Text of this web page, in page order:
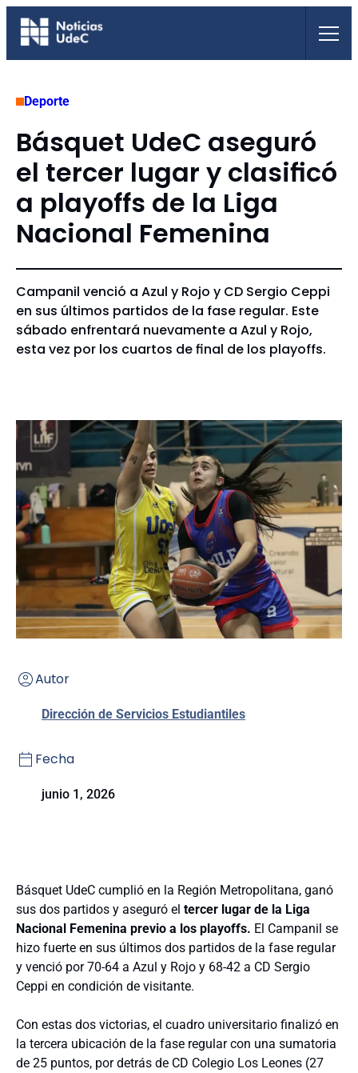
Saltar
Deporte
Básquet UdeC aseguró
el tercer lugar y clasificó
a playoffs de la Liga
Nacional Femenina
Campanil venció a Azul y Rojo y CD Sergio Ceppi
en sus últimos partidos de la fase regular. Este
sábado enfrentará nuevamente a Azul y Rojo,
esta vez por los cuartos de final de los playoffs.
Autor
Dirección de Servicios Estudiantiles
Fecha
junio 1, 2026
Básquet UdeC cumplió en la Región Metropolitana, ganó
sus dos partidos y aseguró el tercer lugar de la Liga
Nacional Femenina previo a los playoffs. El Campanil se
hizo fuerte en sus últimos dos partidos de la fase regular
y venció por 70-64 a Azul y Rojo y 68-42 a CD Sergio
Ceppi en condición de visitante.
Con estas dos victorias, el cuadro universitario finalizó en
la tercera ubicación de la fase regular con una sumatoria
de 25 puntos, por detrás de CD Colegio Los Leones (27